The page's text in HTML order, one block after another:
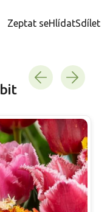
Zeptat seHlídatSdílet